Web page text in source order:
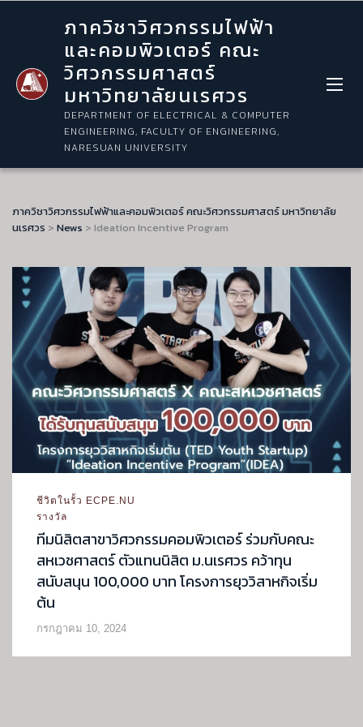
ภาควิชาวิศวกรรมไฟฟ้า
และคอมพิวเตอร์ คณะ
วิศวกรรมศาสตร์
มหาวิทยาลัยนเรศวร
DEPARTMENT OF ELECTRICAL & COMPUTER
ENGINEERING, FACULTY OF ENGINEERING,
NARESUAN UNIVERSITY
ภาควิชาวิศวกรรมไฟฟ้าและคอมพิวเตอร์ คณะวิศวกรรมศาสตร์ มหาวิทยาลัย
นเรศวร > News > Ideation Incentive Program
ชีวิตในรั้ว ECPE.NU
รางวัล
ทีมนิสิตสาขาวิศวกรรมคอมพิวเตอร์ ร่วมกับคณะ
สหเวชศาสตร์ ตัวแทนนิสิต ม.นเรศวร คว้าทุน
สนับสนุน 100,000 บาท โครงการยุววิสาหกิจเริ่ม
ต้น
กรกฎาคม 10, 2024